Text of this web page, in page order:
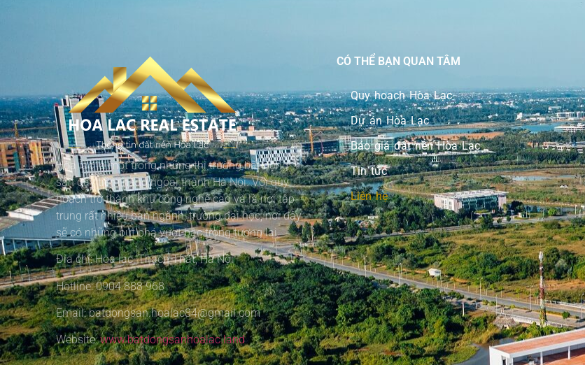
Hòa lạc là một trong những thị trường bất động
sản đầy tiềm năng ngoại thành Hà Nội. Với quy
hoạch trở thành khu công nghệ cao và là nơi tập
trung rất nhiều ban ngành, trường đại học, nơi đây
sẽ có những bứt phá vượt bậc trong tương lai
Địa chỉ: Hòa lạc, Thạch Thất, Hà Nội
Hotline: 0904 888 968
Email: batdongsan.hoalac84@gmail.com
Website:www.batdongsanhoalac.land
CÓ THỂ BẠN QUAN TÂM
Quy hoạch Hòa Lạc
Dự án Hòa Lạc
Báo giá đất nền Hòa Lạc
Tin tức
Liên hệ